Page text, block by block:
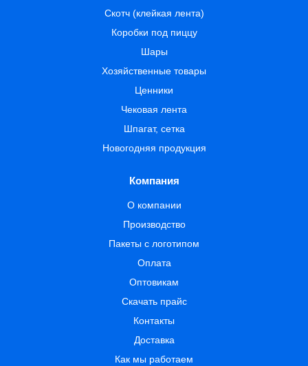
Скотч (клейкая лента)
Коробки под пиццу
Шары
Хозяйственные товары
Ценники
Чековая лента
Шпагат, сетка
Новогодняя продукция
Компания
О компании
Производство
Пакеты с логотипом
Оплата
Оптовикам
Скачать прайс
Контакты
Доставка
Как мы работаем